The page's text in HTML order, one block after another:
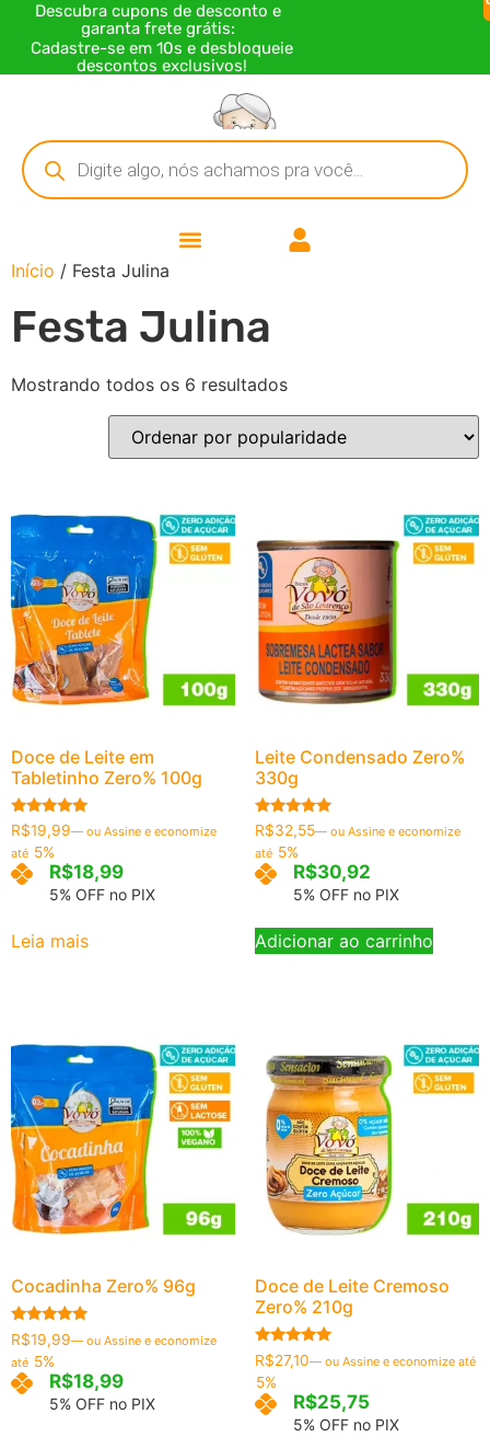
Descubra cupons de desconto e
garanta frete grátis:
Cadastre-se em 10s e desbloqueie
descontos exclusivos!
Início / Festa Julina
Festa Julina
Mostrando todos os 6 resultados
Doce de Leite em
Tabletinho Zero% 100g
Avaliação
5.00
de 5
R$19,99— ou Assine e economize
até 5%
R$18,99
5% OFF no PIX
Leia mais
Leite Condensado Zero%
330g
Avaliação
5.00
de 5
R$32,55—ou Assine e economize
até 5%
R$30,92
5% OFF no PIX
Adicionar ao carrinho
Cocadinha Zero% 96g
Avaliação
5.00
de 5
R$19,99— ou Assine e economize
até 5%
R$18,99
5% OFF no PIX
Doce de Leite Cremoso
Zero% 210g
Avaliação
4.96
de 5
R$27,10—ou Assine e economize até
5%
R$25,75
5% OFF no PIX